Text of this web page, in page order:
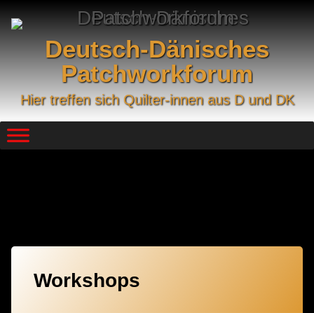
Deutsch-Dänisches
Patchworkforum
Hier treffen sich Quilter-innen aus D und DK
Workshops